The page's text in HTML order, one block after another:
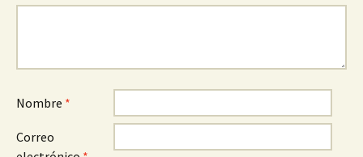
Nombre *
Correo